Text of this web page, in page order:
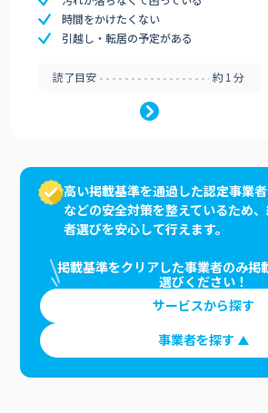
時間をかけたくない
引越し・転居の予定がある
読了目安 約1分
高い掲載基準を通過した認定事業
などの安全対策を整えているため
者選びを安心して行えます。
掲載基準をクリアした事業者のみ掲
選びください！
サービスから探す
事業者を探す